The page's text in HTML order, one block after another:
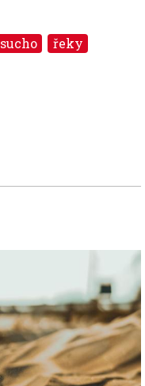
sucho řeky